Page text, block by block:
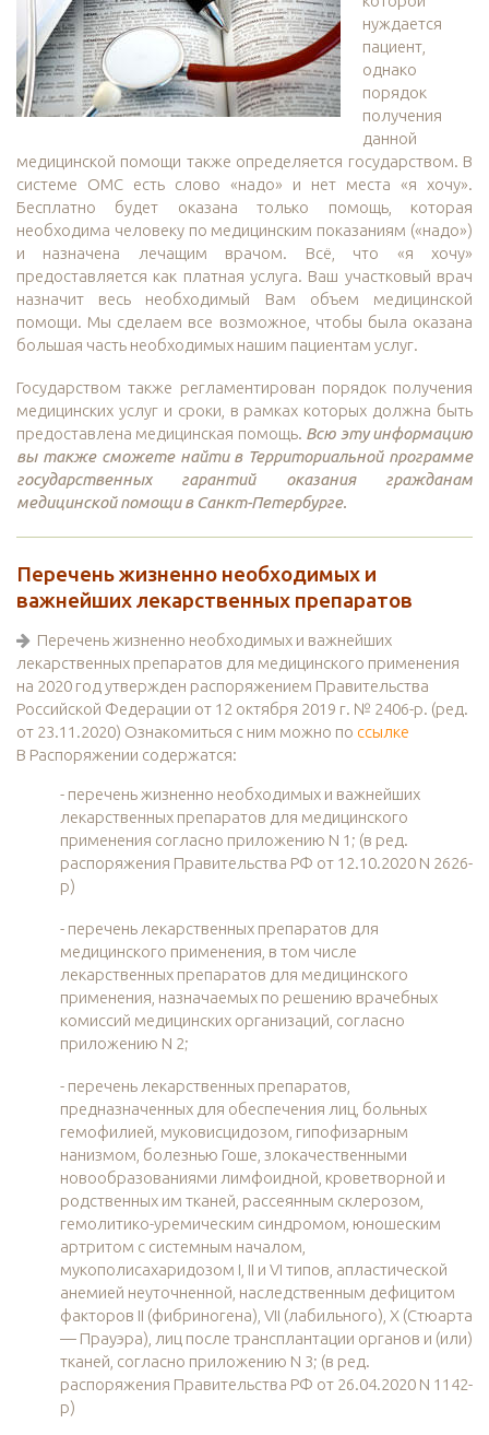
нуждается
пациент,
однако
порядок
получения
данной
медицинской помощи также определяется государством. В
системе ОМС есть слово «надо» и нет места «я хочу».
Бесплатно будет оказана только помощь, которая
необходима человеку по медицинским показаниям («надо»)
и назначена лечащим врачом. Всё, что «я хочу»
предоставляется как платная услуга. Ваш участковый врач
назначит весь необходимый Вам объем медицинской
помощи. Мы сделаем все возможное, чтобы была оказана
большая часть необходимых нашим пациентам услуг.
Государством также регламентирован порядок получения
медицинских услуг и сроки, в рамках которых должна быть
предоставлена медицинская помощь. Всю эту информацию
вы также сможете найти в Территориальной программе
государственных гарантий оказания гражданам
медицинской помощи в Санкт-Петербурге.
Перечень жизненно необходимых и
важнейших лекарственных препаратов
Перечень жизненно необходимых и важнейших
лекарственных препаратов для медицинского применения
на 2020 год утвержден распоряжением Правительства
Российской Федерации от 12 октября 2019 г. № 2406-р. (ред.
от 23.11.2020) Ознакомиться с ним можно по ссылке
В Распоряжении содержатся:
- перечень жизненно необходимых и важнейших
лекарственных препаратов для медицинского
применения согласно приложению N 1; (в ред.
распоряжения Правительства РФ от 12.10.2020 N 2626-
р)
- перечень лекарственных препаратов для
медицинского применения, в том числе
лекарственных препаратов для медицинского
применения, назначаемых по решению врачебных
комиссий медицинских организаций, согласно
приложению N 2;
- перечень лекарственных препаратов,
предназначенных для обеспечения лиц, больных
гемофилией, муковисцидозом, гипофизарным
нанизмом, болезнью Гоше, злокачественными
новообразованиями лимфоидной, кроветворной и
родственных им тканей, рассеянным склерозом,
гемолитико-уремическим синдромом, юношеским
артритом с системным началом,
мукополисахаридозом I, II и VI типов, апластической
анемией неуточненной, наследственным дефицитом
факторов II (фибриногена), VII (лабильного), X (Стюарта
— Прауэра), лиц после трансплантации органов и (или)
тканей, согласно приложению N 3; (в ред.
распоряжения Правительства РФ от 26.04.2020 N 1142-
р)